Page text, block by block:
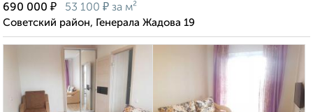
690 000 ₽ 53 100 ₽ за м²
Советский район, Генерала Жадова 19